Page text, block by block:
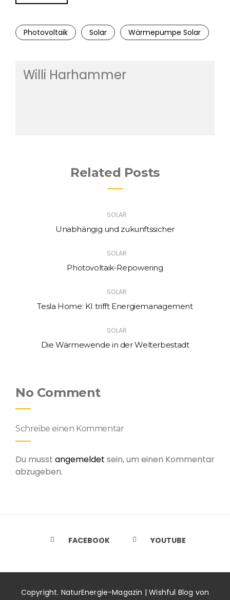
Photovoltaik Solar Wärmepumpe Solar
Willi Harhammer
Related Posts
SOLAR
Unabhängig und zukunftssicher
SOLAR
Photovoltaik-Repowering
SOLAR
Tesla Home: KI trifft Energiemanagement
SOLAR
Die Wärmewende in der Welterbestadt
No Comment
Schreibe einen Kommentar
Du musst angemeldet sein, um einen Kommentar
abzugeben.
FACEBOOK YOUTUBE
Copyright. NaturEnergie-Magazin | Wishful Blog von